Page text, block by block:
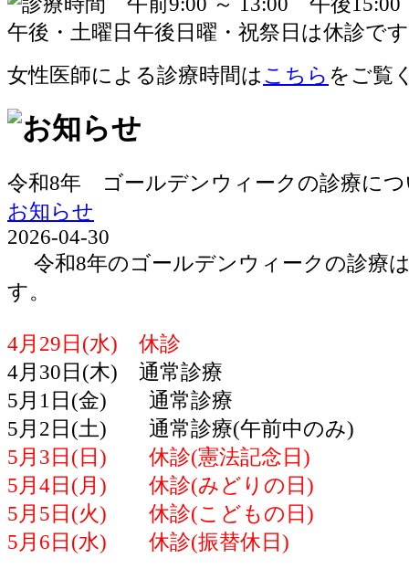
女性医師による診療時間は こちら をご覧
令和8年 ゴールデンウィークの診療に
お知らせ
2026-04-30
令和8年のゴールデンウィークの診療
す。
4月29日(水) 休診
4月30日(木) 通常診療
5月1日(金) 通常診療
5月2日(土) 通常診療(午前中のみ)
5月3日(日) 休診(憲法記念日)
5月4日(月) 休診(みどりの日)
5月5日(火) 休診(こどもの日)
5月6日(水) 休診(振替休日)